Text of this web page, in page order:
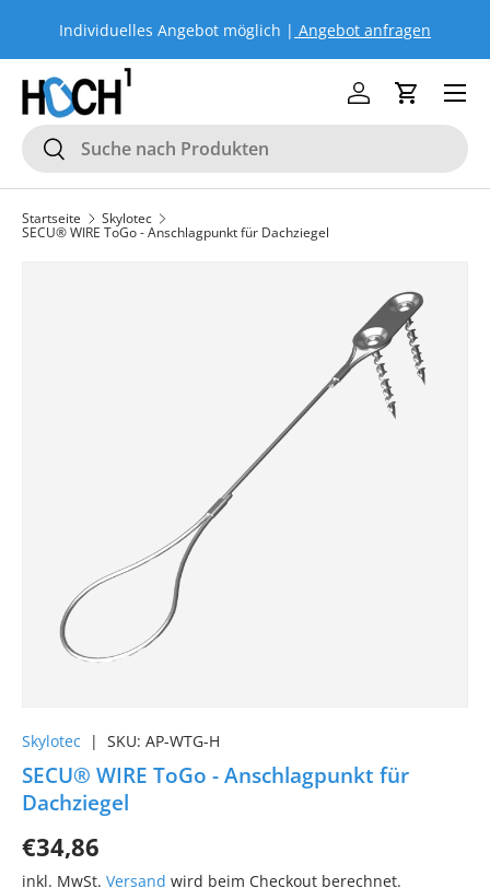
DIREKT ZUM INHALT
Individuelles Angebot möglich | Angebot anfragen
Suchen
Suchen
Einloggen
Menü
Startseite Skylotec
SECU® WIRE ToGo - Anschlagpunkt für Dachziegel
Skylotec | SKU: AP-WTG-H
SECU® WIRE ToGo - Anschlagpunkt für
Dachziegel
€34,86
inkl. MwSt. Versand wird beim Checkout berechnet.